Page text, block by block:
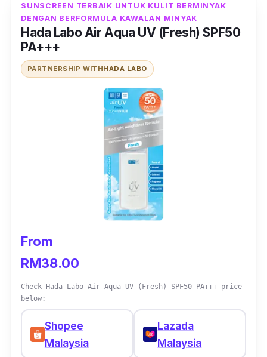
selepas memakainya.
SUNSCREEN TERBAIK UNTUK KULIT BERMINYAK
DENGAN BERFORMULA KAWALAN MINYAK
Hada Labo Air Aqua UV (Fresh) SPF50
PA+++
PARTNERSHIP WITHHADA LABO
From
RM38.00
Check Hada Labo Air Aqua UV (Fresh) SPF50 PA+++ price
below:
Shopee
Malaysia
Lazada
Malaysia